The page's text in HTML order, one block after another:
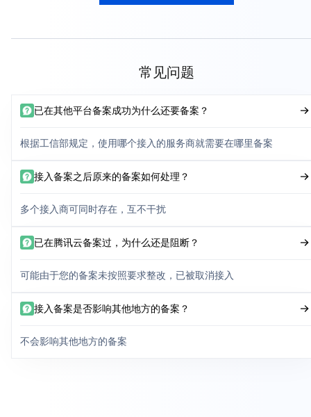
常见问题
已在其他平台备案成功为什么还要备案？
根据工信部规定，使用哪个接入的服务商就需要在哪里备案
接入备案之后原来的备案如何处理？
多个接入商可同时存在，互不干扰
已在腾讯云备案过，为什么还是阻断？
可能由于您的备案未按照要求整改，已被取消接入
接入备案是否影响其他地方的备案？
不会影响其他地方的备案